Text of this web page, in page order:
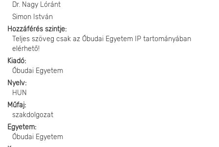
Dr. Nagy Lóránt
Simon István
Hozzáférés szintje
Teljes szöveg csak az Óbudai Egyetem IP tartományában
elérhető!
Kiadó
Óbudai Egyetem
Nyelv
HUN
Műfaj
szakdolgozat
Egyetem
Óbudai Egyetem